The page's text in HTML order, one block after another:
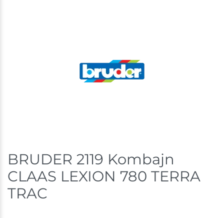
Skladem na prodejně - doručení do 7 dnů
BRUDER 2119 Kombajn
CLAAS LEXION 780 TERRA
TRAC